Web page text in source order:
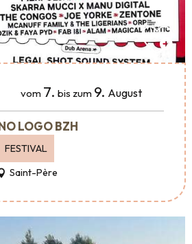
vom 7. bis zum 9. August
LOGO BZH
FESTIVAL
Saint-Père